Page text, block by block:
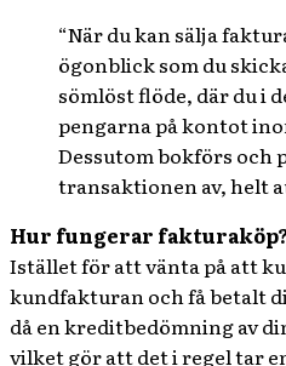
“När du kan sälja
ögonblick som du
sömlöst flöde, där du i
pengarna på kontot
Dessutom bokförs och
transaktionen av, helt
Hur fungerar
Istället för att vänta på att
kundfakturan och få betalt
då en kreditbedömning av
vilket gör att det i regel tar